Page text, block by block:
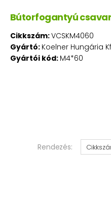
Bútorfogantyú
Cikkszám:VCSKM4060
Gyártó: Koelner Hungária
Gyártói kód: M4*60
Rendezés: